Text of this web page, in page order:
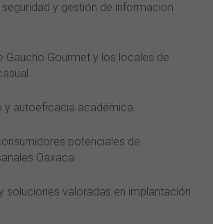
y gestión de informacion
Gaucho Gourmet y los locales de
y autoeficacia académica
potenciales de
Oaxaca
soluciones valoradas en implantación